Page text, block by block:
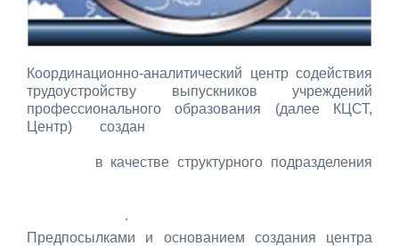
Координационно-аналитический центр содействия
трудоустройству выпускников учреждений
профессионального образования (далее КЦСТ,
Центр) создан
в качестве структурного подразделения
.
Предпосылками и основанием создания центра